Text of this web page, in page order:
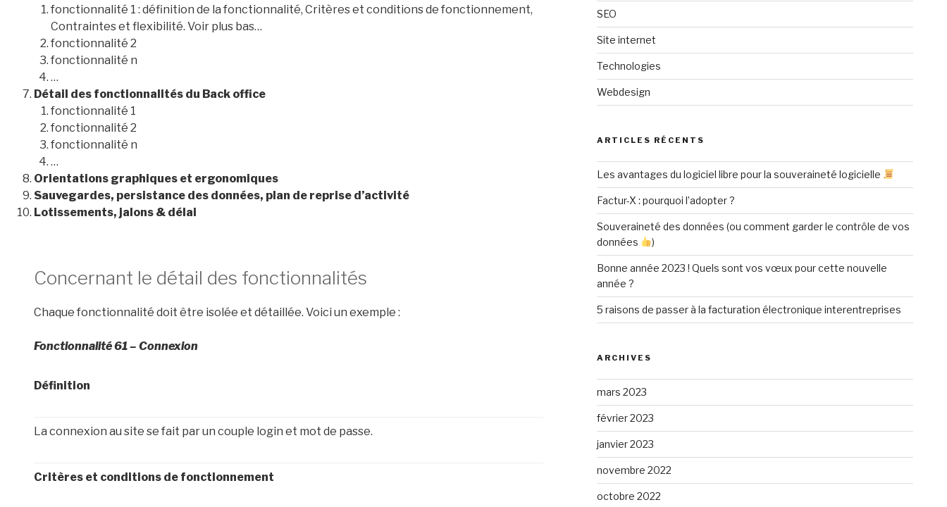
fonctionnalité 1 : définition de la fonctionnalité, Critères et conditions de fonctionnement,
Contraintes et flexibilité. Voir plus bas…
fonctionnalité 2
fonctionnalité n
…
Détail des fonctionnalités du Back office
fonctionnalité 1
fonctionnalité 2
fonctionnalité n
…
Orientations graphiques et ergonomiques
Sauvegardes, persistance des données, plan de reprise d’activité
Lotissements, jalons & délai
Concernant le détail des fonctionnalités
Chaque fonctionnalité doit être isolée et détaillée. Voici un exemple :
Fonctionnalité 61 – Connexion
Définition
La connexion au site se fait par un couple login et mot de passe.
Critères et conditions de fonctionnement
SEO
Site internet
Technologies
Webdesign
ARTICLES RÉCENTS
Les avantages du logiciel libre pour la souveraineté logicielle
Factur-X : pourquoi l’adopter ?
Souveraineté des données (ou comment garder le contrôle de vos
données
)
Bonne année 2023 ! Quels sont vos vœux pour cette nouvelle
année ?
5 raisons de passer à la facturation électronique interentreprises
ARCHIVES
mars 2023
février 2023
janvier 2023
novembre 2022
octobre 2022